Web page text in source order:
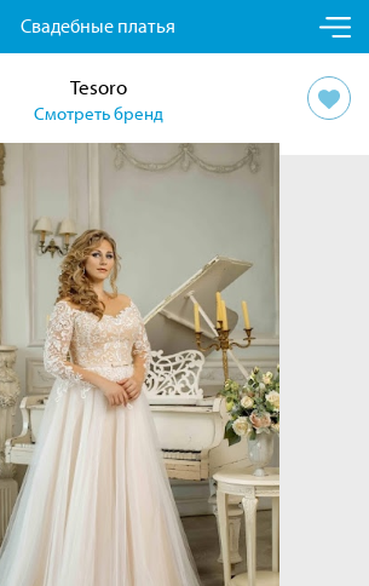
Свадебные платья
Tesoro
Смотреть бренд